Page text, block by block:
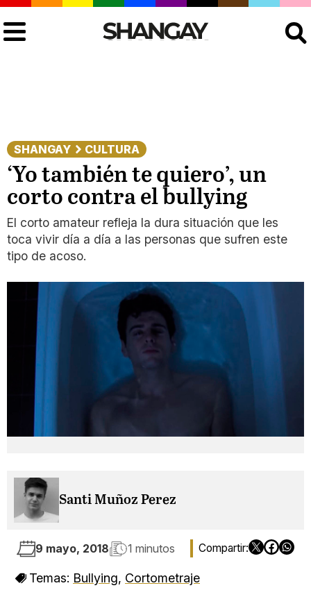
SHANGAY CULTURA
‘Yo también te quiero’, un
corto contra el bullying
El corto amateur refleja la dura situación que les
toca vivir día a día a las personas que sufren este
tipo de acoso.
Santi Muñoz Perez
9 mayo, 2018 1 minutos
Temas: Bullying, Cortometraje